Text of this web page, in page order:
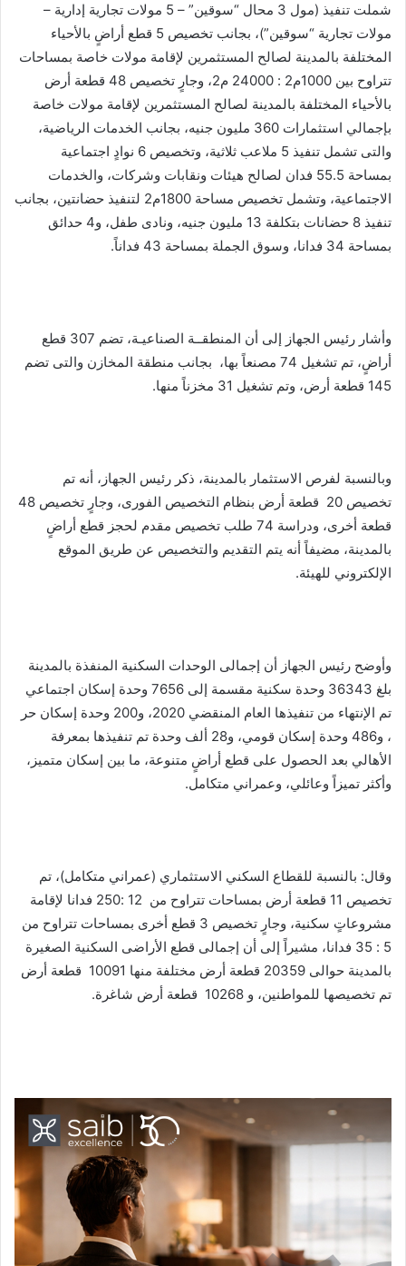
شملت تنفيذ (مول 3 محال “سوقين” – 5 مولات تجارية إدارية –
مولات تجارية “سوقين”)، بجانب تخصيص 5 قطع أراضٍ بالأحياء
المختلفة بالمدينة لصالح المستثمرين لإقامة مولات خاصة بمساحات
تتراوح بين 1000م2 : 24000 م2، وجارٍ تخصيص 48 قطعة أرض
بالأحياء المختلفة بالمدينة لصالح المستثمرين لإقامة مولات خاصة
بإجمالي استثمارات 360 مليون جنيه، بجانب الخدمات الرياضية،
والتى تشمل تنفيذ 5 ملاعب ثلاثية، وتخصيص 6 نوادٍ اجتماعية
بمساحة 55.5 فدان لصالح هيئات ونقابات وشركات، والخدمات
الاجتماعية، وتشمل تخصيص مساحة 1800م2 لتنفيذ حضانتين، بجانب
تنفيذ 8 حضانات بتكلفة 13 مليون جنيه، ونادى طفل، و4 حدائق
بمساحة 34 فدانا، وسوق الجملة بمساحة 43 فداناً.
وأشار رئيس الجهاز إلى أن المنطقــة الصناعيـة، تضم 307 قطع
أراضٍ، تم تشغيل 74 مصنعاً بها، بجانب منطقة المخازن والتى تضم
145 قطعة أرض، وتم تشغيل 31 مخزناً منها.
وبالنسبة لفرص الاستثمار بالمدينة، ذكر رئيس الجهاز، أنه تم
تخصيص 20 قطعة أرض بنظام التخصيص الفورى، وجارٍ تخصيص 48
قطعة أخرى، ودراسة 74 طلب تخصيص مقدم لحجز قطع أراضٍ
بالمدينة، مضيفاً أنه يتم التقديم والتخصيص عن طريق الموقع
الإلكتروني للهيئة.
وأوضح رئيس الجهاز أن إجمالى الوحدات السكنية المنفذة بالمدينة
بلغ 36343 وحدة سكنية مقسمة إلى 7656 وحدة إسكان اجتماعي
تم الإنتهاء من تنفيذها العام المنقضي 2020، و200 وحدة إسكان حر
، و486 وحدة إسكان قومي، و28 ألف وحدة تم تنفيذها بمعرفة
الأهالي بعد الحصول على قطع أراضٍ متنوعة، ما بين إسكان متميز،
وأكثر تميزاً وعائلي، وعمراني متكامل.
وقال: بالنسبة للقطاع السكني الاستثماري (عمراني متكامل)، تم
تخصيص 11 قطعة أرض بمساحات تتراوح من 12 :250 فدانا لإقامة
مشروعاتٍ سكنية، وجارٍ تخصيص 3 قطع أخرى بمساحات تتراوح من
5 : 35 فدانا، مشيراً إلى أن إجمالى قطع الأراضى السكنية الصغيرة
بالمدينة حوالى 20359 قطعة أرض مختلفة منها 10091 قطعة أرض
تم تخصيصها للمواطنين، و 10268 قطعة أرض شاغرة.